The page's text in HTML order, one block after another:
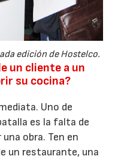
edición de Hostelco.
un cliente a un
su cocina?
Uno de
es la falta de
obra. Ten en
un restaurante, una